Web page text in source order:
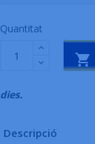
Quantitat

dies.
Descripció